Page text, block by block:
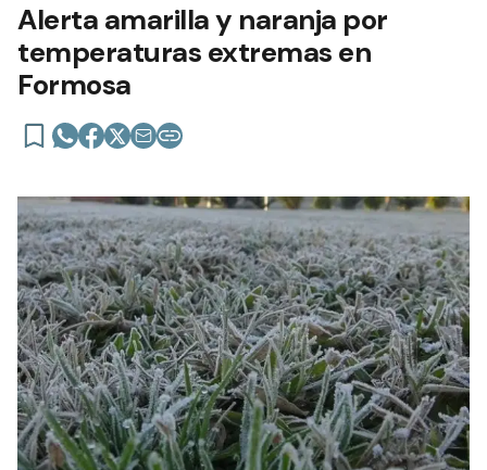
Alerta amarilla y naranja por
temperaturas extremas en
Formosa